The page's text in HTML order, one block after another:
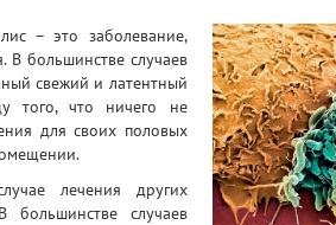
– это заболевание,
большинстве случаев
свежий и латентный
того, что ничего не
для своих половых
лечения других
случаев